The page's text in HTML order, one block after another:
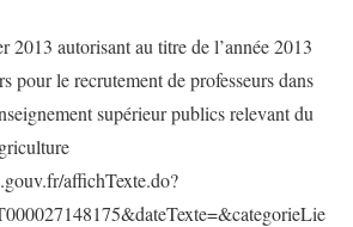
2013 autorisant au titre de l’année 2013
pour le recrutement de professeurs dans
supérieur publics relevant du
affichTexte.do?